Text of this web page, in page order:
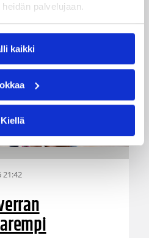
palvelujaan.
kaikki
Kiellä
21:42